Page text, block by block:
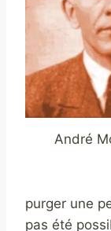
André
purger une
pas été